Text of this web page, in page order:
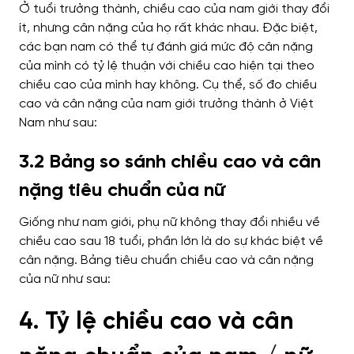
Ở tuổi trưởng thành, chiều cao của nam giới thay đổi
ít, nhưng cân nặng của họ rất khác nhau. Đặc biệt,
các bạn nam có thể tự đánh giá mức độ cân nặng
của mình có tỷ lệ thuận với chiều cao hiện tại theo
chiều cao của mình hay không. Cụ thể, số đo chiều
cao và cân nặng của nam giới trưởng thành ở Việt
Nam như sau:
3.2 Bảng so sánh chiều cao và cân
nặng tiêu chuẩn của nữ
Giống như nam giới, phụ nữ không thay đổi nhiều về
chiều cao sau 18 tuổi, phần lớn là do sự khác biệt về
cân nặng. Bảng tiêu chuẩn chiều cao và cân nặng
của nữ như sau:
4. Tỷ lệ chiều cao và cân